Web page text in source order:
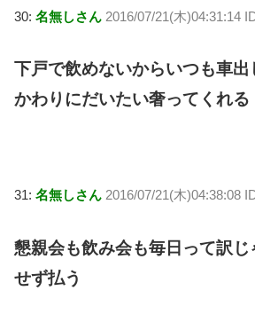
30: 名無しさん 2016/07/21(木)04:31:14
下戸で飲めないからいつも車出
かわりにだいたい奢ってくれる
31: 名無しさん 2016/07/21(木)04:38:08
懇親会も飲み会も毎日って訳じ
せず払う